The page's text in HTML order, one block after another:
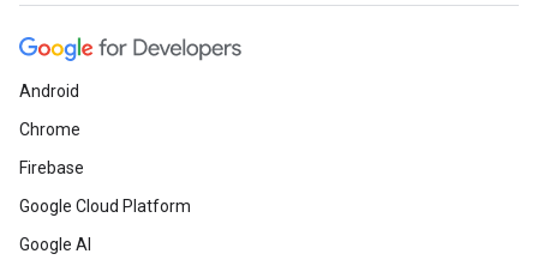
Android
Chrome
Firebase
Google Cloud Platform
Google AI